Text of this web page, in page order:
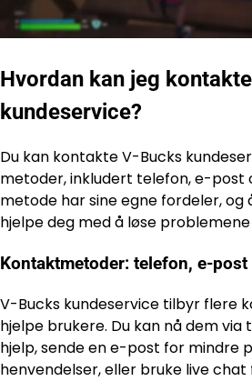
Hvordan kan jeg
kundeservice?
Du kan kontakte V-Bucks
metoder, inkludert telefon, e-post
metode har sine egne fordeler,
hjelpe deg med å løse
Kontaktmetoder: telefon, e-
V-Bucks kundeservice tilbyr flere
hjelpe brukere. Du kan nå dem
hjelp, sende en e-post for mindre
henvendelser, eller bruke live chat